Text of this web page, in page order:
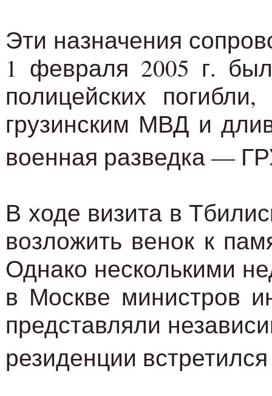
Эти назначения
1 февраля 2005 г. был
полицейских
грузинским МВД и
военная разведка —
В ходе визита в
возложить венок к
Однако несколькими
в Москве министров
представляли
резиденции